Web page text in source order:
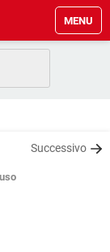
MENU
Successivo